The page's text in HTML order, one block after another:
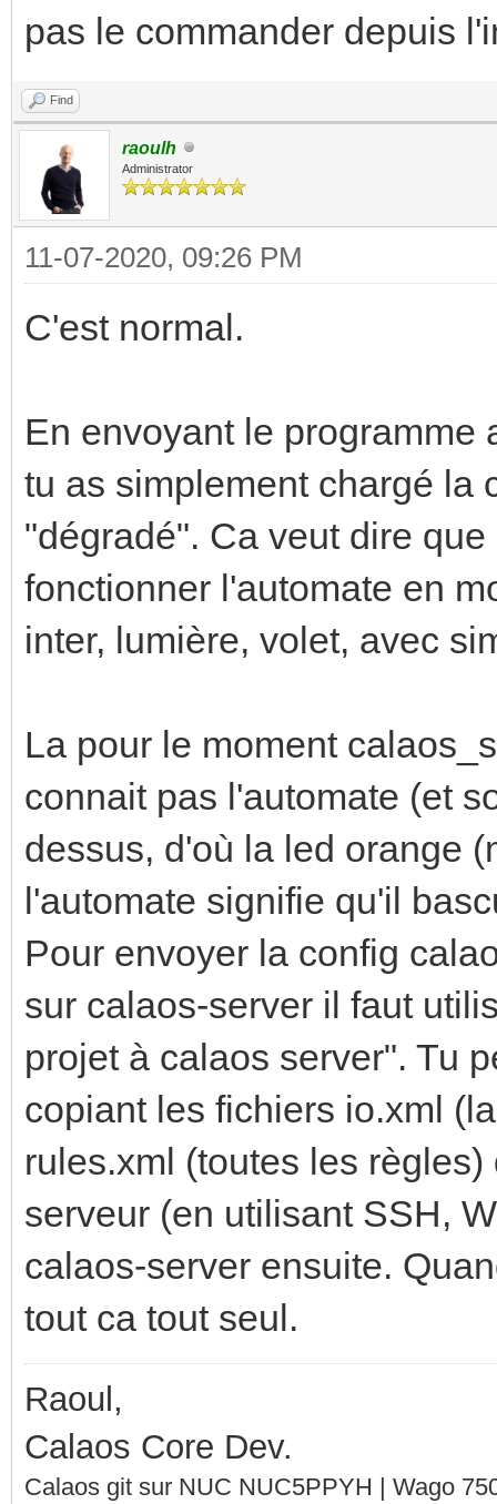
pas le commander depuis
Find
raoulh
Administrator
11-07-2020, 09:26 PM
C'est normal.
En envoyant le programme
tu as simplement chargé la
"dégradé". Ca veut dire
fonctionner l'automate en
inter, lumière, volet, avec
La pour le moment
connait pas l'automate (et
dessus, d'où la led orange
l'automate signifie qu'il
Pour envoyer la config
sur calaos-server il faut
projet à calaos server". Tu
copiant les fichiers io.xml
rules.xml (toutes les
serveur (en utilisant SSH,
calaos-server ensuite.
tout ca tout seul.
Raoul,
Calaos Core Dev.
Calaos git sur NUC NUC5PPYH | Wago